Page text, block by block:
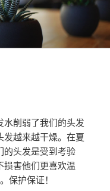
水削弱了我们的头发
越来越干燥。在夏
的头发是受到考验
损害他们更喜欢温
保护保证！